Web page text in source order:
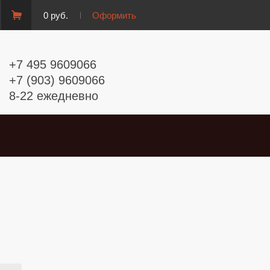
0 руб. Оформить
+7 495 9609066
+7 (903) 9609066
8-22 ежедневно